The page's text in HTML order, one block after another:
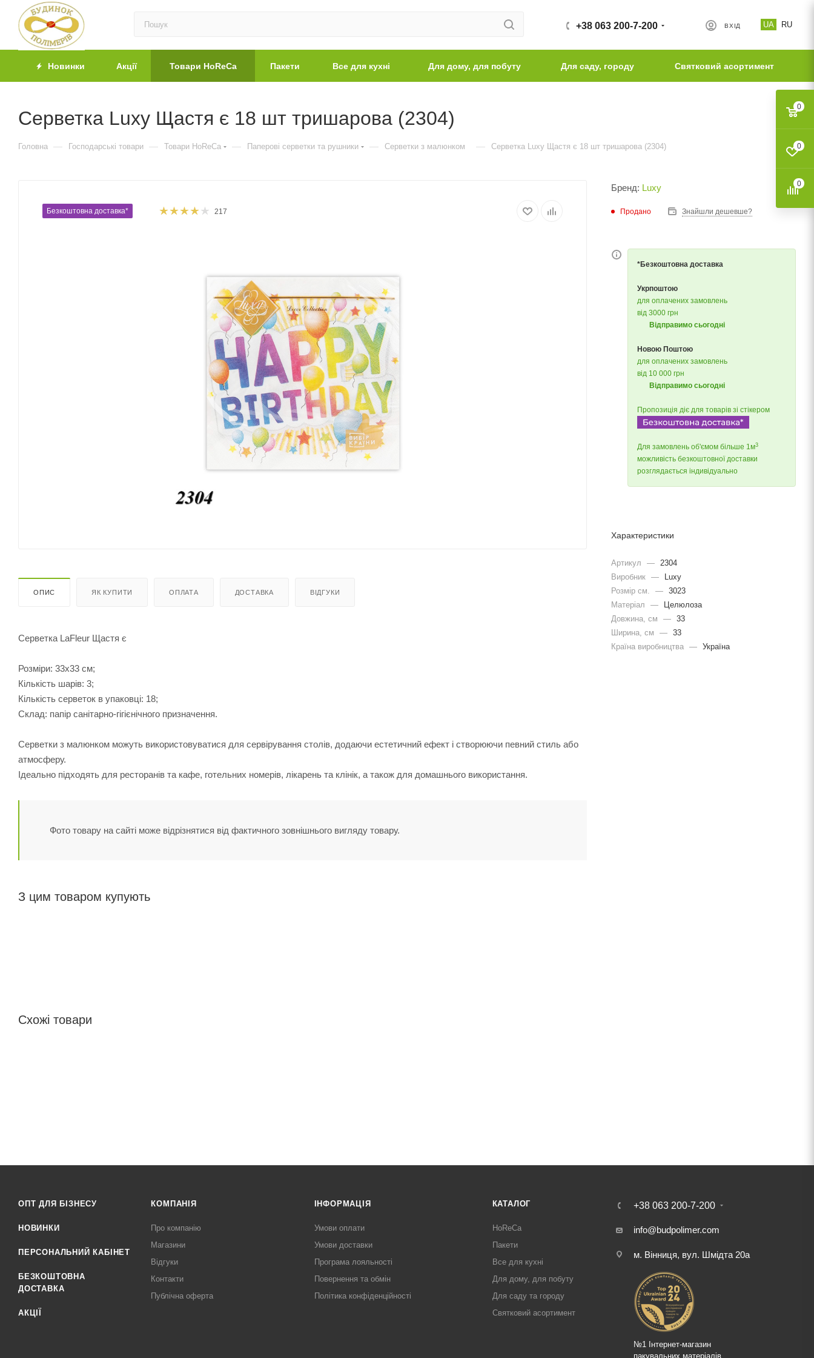
UA RU
ВХІД
+38 063 200-7-200
Новинки Акції Товари HoReCa Пакети Все для кухні Для дому, для побуту Для саду, городу Святковий асортимент
Серветка Luxy Щастя є 18 шт тришарова (2304)
Головна — Господарські товари — Товари HoReCa — Паперові серветки та рушники — Серветки з малюнком — Серветка Luxy Щастя є 18 шт тришарова (2304)
Безкоштовна доставка* 217
ОПИС ЯК КУПИТИ ОПЛАТА ДОСТАВКА ВІДГУКИ
Серветка LaFleur Щастя є
Розміри: 33х33 см;
Кількість шарів: 3;
Кількість серветок в упаковці: 18;
Склад: папір санітарно-гігієнічного призначення.
Серветки з малюнком можуть використовуватися для сервірування столів, додаючи естетичний ефект і створюючи певний стиль або
атмосферу.
Ідеально підходять для ресторанів та кафе, готельних номерів, лікарень та клінік, а також для домашнього використання.
Фото товару на сайті може відрізнятися від фактичного зовнішнього вигляду товару.
З цим товаром купують
Схожі товари
Бренд: Luxy
Продано Знайшли дешевше?
*Безкоштовна доставка
Укрпоштою
для оплачених замовлень
від 3000 грн
Відправимо сьогодні
Новою Поштою
для оплачених замовлень
від 10 000 грн
Відправимо сьогодні
Пропозиція діє для товарів зі стікером
Для замовлень об'ємом більше 1м3
можливість безкоштовної доставки
розглядається індивідуально
Характеристики
Артикул —
2304
Виробник —
Luxy
Розмір см.
— 3023
Матеріал
—
Целюлоза
Довжина, cм
— 33
Ширина, cм
— 33
Країна виробництва — Україна
ОПТ ДЛЯ БІЗНЕСУ
НОВИНКИ
ПЕРСОНАЛЬНИЙ КАБІНЕТ
БЕЗКОШТОВНА
ДОСТАВКА
АКЦІЇ
КОМПАНІЯ
Про компанію
Магазини
Відгуки
Контакти
Публічна оферта
ІНФОРМАЦІЯ
Умови оплати
Умови доставки
Програма лояльності
Повернення та обмін
Політика конфіденційності
КАТАЛОГ
HoReCa
Пакети
Все для кухні
Для дому, для побуту
Для саду та городу
Святковий асортимент
+38 063 200-7-200
info@budpolimer.com
м. Вінниця, вул. Шмідта 20а
№1 Інтернет-магазин
пакувальних матеріалів
0
0
0